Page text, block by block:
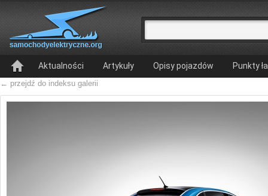
Aktualności Artykuły Opisy pojazdów Punkty
← przejdź do indeksu galerii